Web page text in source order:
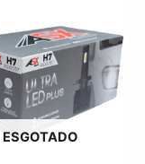
ESGOTADO